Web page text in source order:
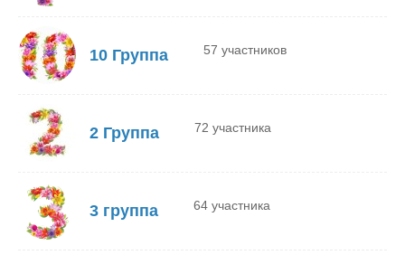
10 Группа 57 участников
2 Группа 72 участника
3 группа 64 участника